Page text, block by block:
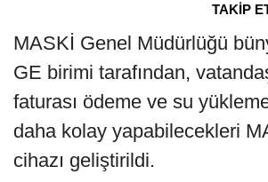
TAKİP
MASKİ Genel Müdürlüğü
GE birimi tarafından,
faturası ödeme ve su
daha kolay yapabilecekleri
cihazı geliştirildi.